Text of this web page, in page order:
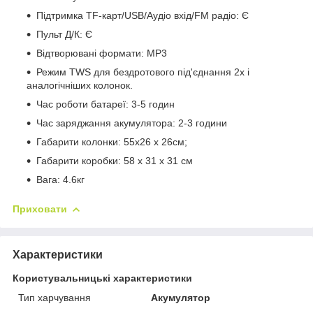
Підтримка TF-карт/USB/Аудіо вхід/FM радіо: Є
Пульт Д/К: Є
Відтворювані формати: MP3
Режим TWS для бездротового під'єднання 2х і
аналогічніших колонок.
Час роботи батареї: 3-5 годин
Час заряджання акумулятора: 2-3 години
Габарити колонки: 55х26 х 26см;
Габарити коробки: 58 х 31 х 31 см
Вага: 4.6кг
Приховати
Характеристики
Користувальницькі характеристики
Тип харчування
Акумулятор